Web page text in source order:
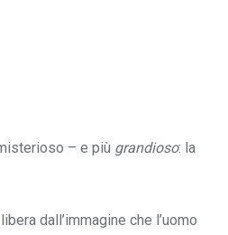
– e più grandioso: la
dall’immagine che l’uomo